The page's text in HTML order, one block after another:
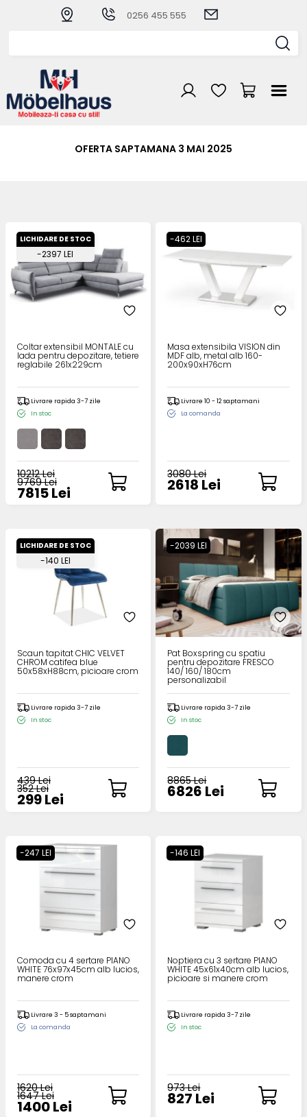
0256 455 555
OFERTA SAPTAMANA 3 MAI 2025
LICHIDARE DE STOC
-2397 LEI
Coltar extensibil MONTALE cu
lada pentru depozitare, tetiere
reglabile 261x229cm
Livrare rapida 3-7 zile
In stoc
10212 Lei
9769 Lei
7815 Lei
-462 LEI
Masa extensibila VISION din
MDF alb, metal alb 160-
200x90xH76cm
Livrare 10 - 12 saptamani
La comanda
3080 Lei
2618 Lei
LICHIDARE DE STOC
-140 LEI
Scaun tapitat CHIC VELVET
CHROM catifea blue
50x58xH88cm, picioare crom
Livrare rapida 3-7 zile
In stoc
439 Lei
352 Lei
299 Lei
-2039 LEI
Pat Boxspring cu spatiu
pentru depozitare FRESCO
140/ 160/ 180cm
personalizabil
Livrare rapida 3-7 zile
In stoc
8865 Lei
6826 Lei
-247 LEI
Comoda cu 4 sertare PIANO
WHITE 76x97x45cm alb lucios,
manere crom
Livrare 3 - 5 saptamani
La comanda
1620 Lei
1647 Lei
1400 Lei
-146 LEI
Noptiera cu 3 sertare PIANO
WHITE 45x61x40cm alb lucios,
picioare si manere crom
Livrare rapida 3-7 zile
In stoc
973 Lei
827 Lei